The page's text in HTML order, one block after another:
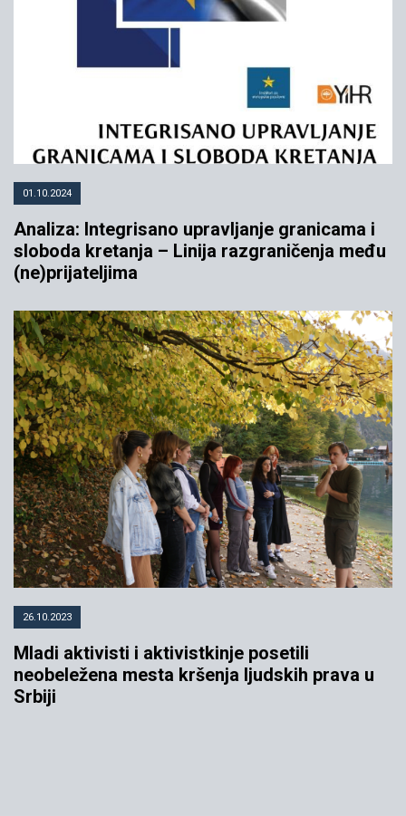
01.10.2024
Analiza: Integrisano upravljanje granicama i
sloboda kretanja – Linija razgraničenja među
(ne)prijateljima
26.10.2023
Mladi aktivisti i aktivistkinje posetili
neobeležena mesta kršenja ljudskih prava u
Srbiji